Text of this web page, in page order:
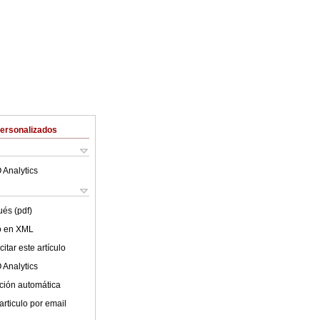
Analytics
(pdf)
en XML
este artículo
Analytics
automática
por email